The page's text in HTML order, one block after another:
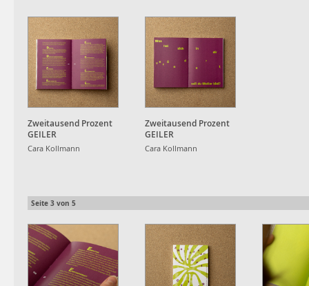
Zweitausend Prozent
GEILER
Cara Kollmann
Zweitausend Prozent
GEILER
Cara Kollmann
Seite 3 von 5